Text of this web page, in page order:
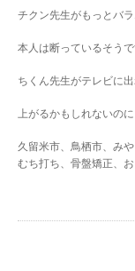
チクン先生がもっとバ
本人は断っているそうで
ちくん先生がテレビに
上がるかもしれないのに
久留米市、鳥栖市、み
むち打ち、骨盤矯正、